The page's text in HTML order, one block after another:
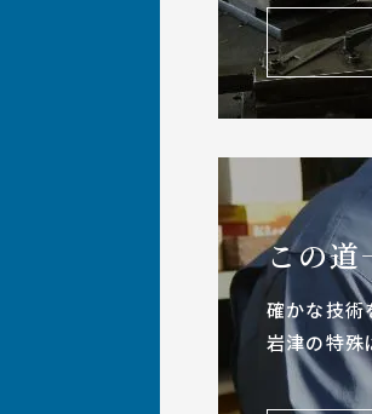
この道
確かな技術
岩津の特殊